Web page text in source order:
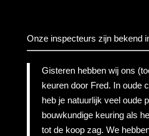
Onze inspecteurs zijn bekend
Gisteren hebben wij ons
keuren door Fred. In oude
heb je natuurlijk veel oude
bouwkundige keuring als
tot de koop zag. We